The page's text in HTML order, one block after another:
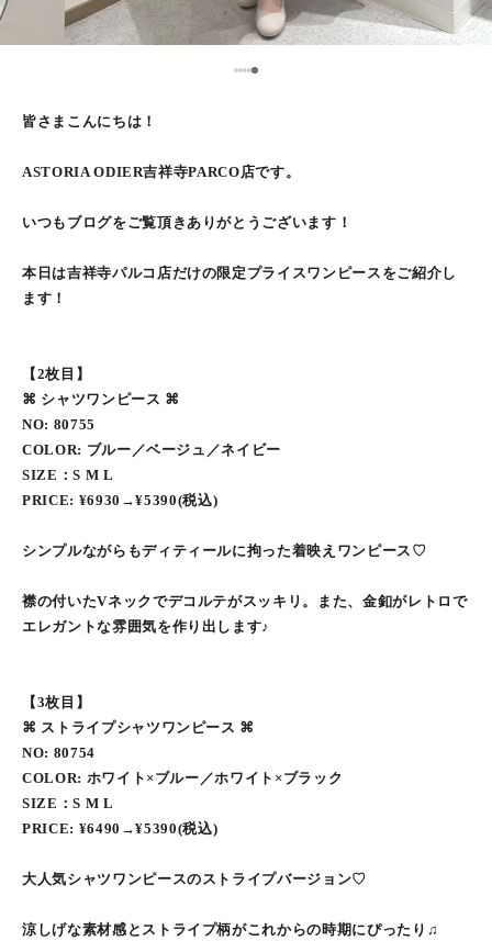
1234
皆さまこんにちは！
ASTORIA ODIER吉祥寺PARCO店です。
いつもブログをご覧頂きありがとうございます！
本日は吉祥寺パルコ店だけの限定プライスワンピースをご紹介し
ます！
【2枚目】
⌘ シャツワンピース ⌘
NO: 80755
COLOR: ブルー／ベージュ／ネイビー
SIZE：S M L
PRICE: ¥6930→¥5390(税込)
シンプルながらもディティールに拘った着映えワンピース♡
襟の付いたVネックでデコルテがスッキリ。また、金釦がレトロで
エレガントな雰囲気を作り出します♪
【3枚目】
⌘ ストライプシャツワンピース ⌘
NO: 80754
COLOR: ホワイト×ブルー／ホワイト×ブラック
SIZE：S M L
PRICE: ¥6490→¥5390(税込)
大人気シャツワンピースのストライプバージョン♡
涼しげな素材感とストライプ柄がこれからの時期にぴったり♫